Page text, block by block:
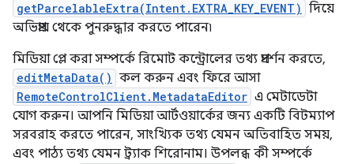
getParcelableExtra(Intent.EXTRA_KEY_EVENT) দিয়ে
অভিপ্রায় থেকে পুনরুদ্ধার করতে পারেন৷
মিডিয়া প্লে করা সম্পর্কে রিমোট কন্ট্রোলের তথ্য প্রদর্শন করতে,
editMetaData() কল করুন এবং ফিরে আসা
RemoteControlClient.MetadataEditor এ মেটাডেটা
যোগ করুন। আপনি মিডিয়া আর্টওয়ার্কের জন্য একটি বিটম্যাপ
সরবরাহ করতে পারেন, সাংখ্যিক তথ্য যেমন অতিবাহিত সময়,
এবং পাঠ্য তথ্য যেমন ট্র্যাক শিরোনাম। উপলব্ধ কী সম্পর্কে